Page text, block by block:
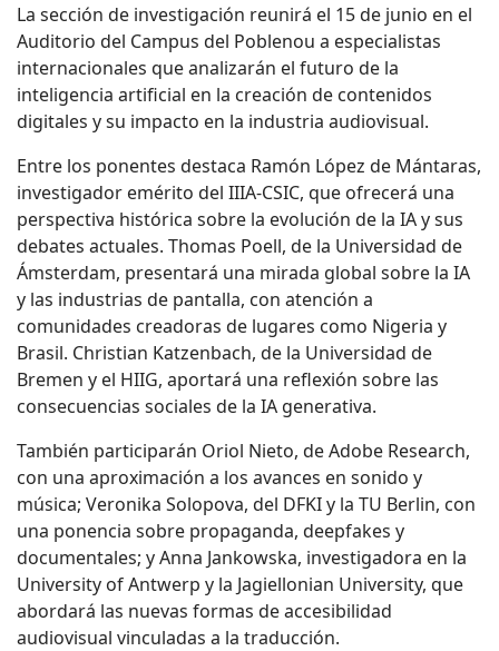
La sección de investigación reunirá el 15 de junio en el
Auditorio del Campus del Poblenou a especialistas
internacionales que analizarán el futuro de la
inteligencia artificial en la creación de contenidos
digitales y su impacto en la industria audiovisual.
Entre los ponentes destaca Ramón López de Mántaras,
investigador emérito del IIIA-CSIC, que ofrecerá una
perspectiva histórica sobre la evolución de la IA y sus
debates actuales. Thomas Poell, de la Universidad de
Ámsterdam, presentará una mirada global sobre la IA
y las industrias de pantalla, con atención a
comunidades creadoras de lugares como Nigeria y
Brasil. Christian Katzenbach, de la Universidad de
Bremen y el HIIG, aportará una reflexión sobre las
consecuencias sociales de la IA generativa.
También participarán Oriol Nieto, de Adobe Research,
con una aproximación a los avances en sonido y
música; Veronika Solopova, del DFKI y la TU Berlin, con
una ponencia sobre propaganda, deepfakes y
documentales; y Anna Jankowska, investigadora en la
University of Antwerp y la Jagiellonian University, que
abordará las nuevas formas de accesibilidad
audiovisual vinculadas a la traducción.